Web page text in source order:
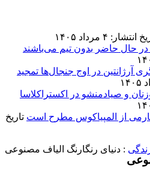
انتشار: ۴ مرداد ۱۴۰۵
در حال حاضر بدون تیم می‌باشند
آرژانتین در اوج جنجال‌ها تمجید
و صیادمنشو در اکستراکلاسا
از المپیاکوس مطرح است تاریخ
: دنیای رنگارنگ الیاف مصنوعی